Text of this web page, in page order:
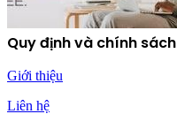
Quy định và chính sách
Giới thiệu
Liên hệ